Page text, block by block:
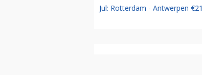
Jul: Rotterdam - Antwerpen €21